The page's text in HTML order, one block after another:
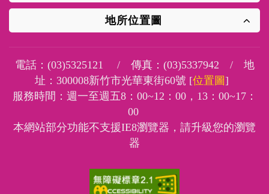
地所位置圖
電話： (03)5325121 / 傳真： (03)5337942 / 地
址： 300008新竹市光華東街60號 [位置圖]
服務時間：週一至週五8：00~12：00，13：00~17：
00
本網站部分功能不支援IE8瀏覽器，請升級您的瀏覽
器